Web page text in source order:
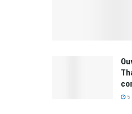
5